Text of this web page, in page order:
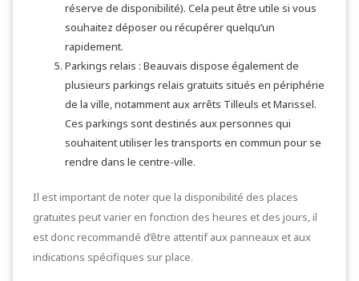
réserve de disponibilité). Cela peut être utile si vous
souhaitez déposer ou récupérer quelqu’un
rapidement.
Parkings relais : Beauvais dispose également de
plusieurs parkings relais gratuits situés en périphérie
de la ville, notamment aux arrêts Tilleuls et Marissel.
Ces parkings sont destinés aux personnes qui
souhaitent utiliser les transports en commun pour se
rendre dans le centre-ville.
Il est important de noter que la disponibilité des places
gratuites peut varier en fonction des heures et des jours, il
est donc recommandé d’être attentif aux panneaux et aux
indications spécifiques sur place.